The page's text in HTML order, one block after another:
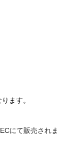
ます。
にて販売されま